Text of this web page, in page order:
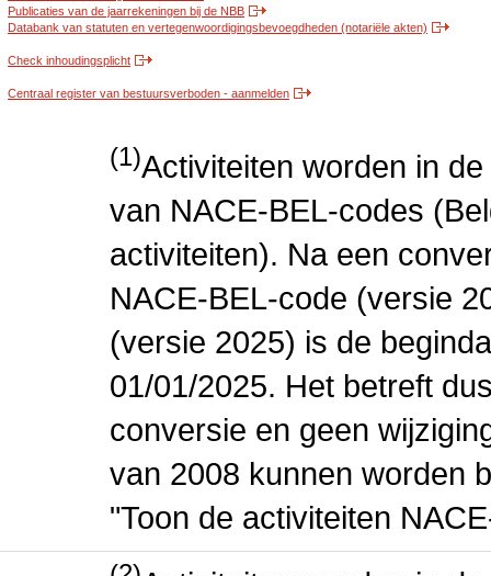
Publicaties van de jaarrekeningen bij de NBB
Databank van statuten en vertegenwoordigingsbevoegdheden (notariële akten)
Check inhoudingsplicht
Centraal register van bestuursverboden - aanmelden
(1)Activiteiten worden in
van NACE-BEL-codes
activiteiten). Na een
NACE-BEL-code (versie
(versie 2025) is de
01/01/2025. Het betreft
conversie en geen
van 2008 kunnen worden
"Toon de activiteiten